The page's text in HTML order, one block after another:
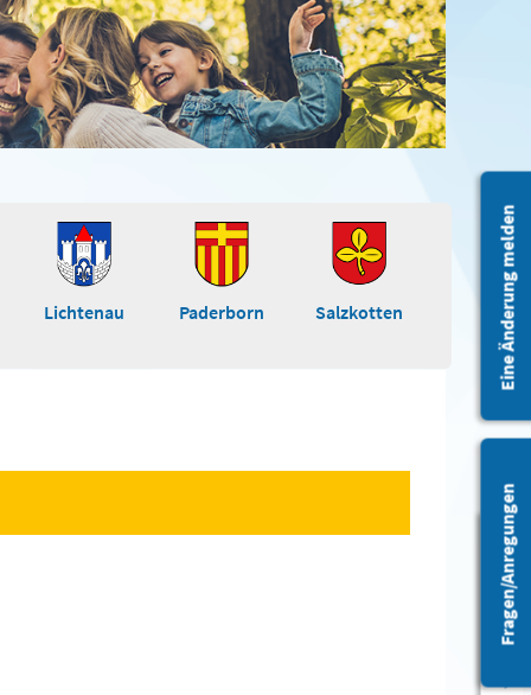
Barrierefreiheit
Eine Änderung melden
Fragen/Anregungen
Lichtenau Paderborn Salzkotten